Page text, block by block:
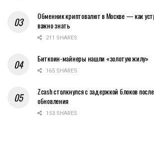
Обменник криптовалют в Москве — как
важно знать
211 SHARES
Биткоин-майнеры нашли «золотую жилу»
165 SHARES
Zcash столкнулся с задержкой блоков
обновления
153 SHARES